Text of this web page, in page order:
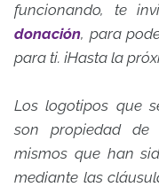
funcionando, te
donación, para
para ti. ¡Hasta la
Los logotipos que
son propiedad de
mismos que han
mediante las